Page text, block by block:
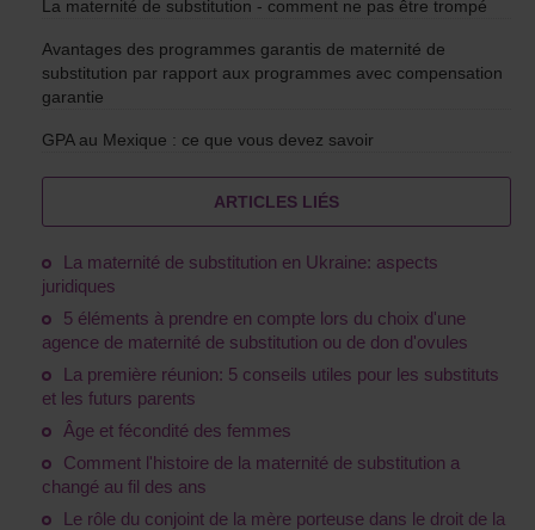
La maternité de substitution - comment ne pas être trompé
Avantages des programmes garantis de maternité de
substitution par rapport aux programmes avec compensation
garantie
GPA au Mexique : ce que vous devez savoir
ARTICLES LIÉS
La maternité de substitution en Ukraine: aspects
juridiques
5 éléments à prendre en compte lors du choix d'une
agence de maternité de substitution ou de don d'ovules
La première réunion: 5 conseils utiles pour les substituts
et les futurs parents
Âge et fécondité des femmes
Comment l'histoire de la maternité de substitution a
changé au fil des ans
Le rôle du conjoint de la mère porteuse dans le droit de la